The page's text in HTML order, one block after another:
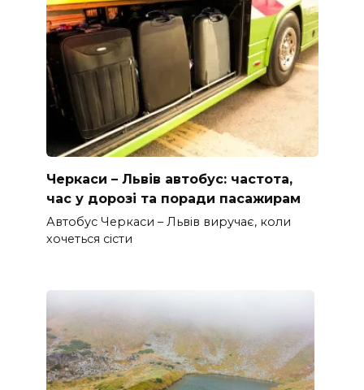
Черкаси – Львів автобус: частота,
час у дорозі та поради пасажирам
Автобус Черкаси – Львів виручає, коли
хочеться сісти